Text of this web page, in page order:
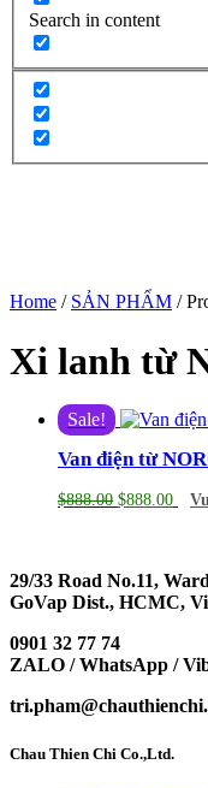
Search in content
Home / SẢN PHẨM /
Xi lanh từ
Sale!
Van điện từ
$888.00 $888.00
29/33 Road No.11,
GoVap Dist., HCMC,
0901 32 77 74
ZALO / WhatsApp /
Chau Thien Chi Co.,Ltd.